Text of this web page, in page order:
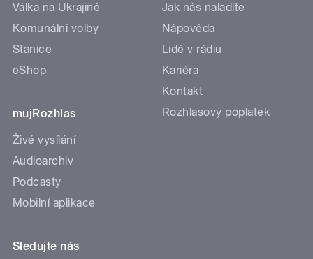
Válka na Ukrajině
Komunální volby
Stanice
eShop
mujRozhlas
Živé vysílání
Audioarchiv
Podcasty
Mobilní aplikace
Jak nás naladíte
Nápověda
Lidé v rádiu
Kariéra
Kontakt
Rozhlasový poplatek
Sledujte nás